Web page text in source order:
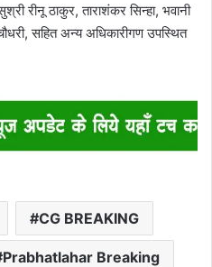
रीनू ठाकुर, ताराशंकर सिन्हा, भवानी
सहित अन्य अधिकारीगण उपस्थित
CG BREAKING
Prabhatlahar Breaking